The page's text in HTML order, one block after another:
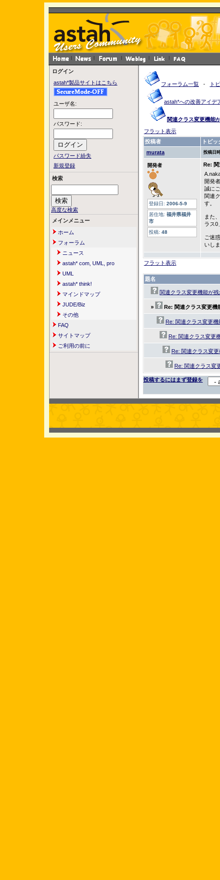
ログイン
astah*製品サイトはこちら
ユーザ名:
パスワード:
パスワード紛失
新規登録
検索
高度な検索
メインメニュー
ホーム
フォーラム
ニュース
astah* com, UML, pro
UML
astah* think!
マインドマップ
JUDE/Biz
その他
FAQ
サイトマップ
ご利用の前に
フォーラム一覧 - ト
astah*への改善アイデ
関連クラス変更機能
フラット表示
投稿者
トピッ
murata
投稿日
開発者
登録日: 2006-5-9
居住地: 福井県福井
市
投稿: 48
Re: 関
開発
誠に
関連
す。
また
ラス0
ご迷
いし
フラット表示
題名
関連クラス変更機能が残
» Re: 関連クラス変更機
Re: 関連クラス変更機
Re: 関連クラス変更
Re: 関連クラス変
Re: 関連クラス変
投稿するにはまず登録を